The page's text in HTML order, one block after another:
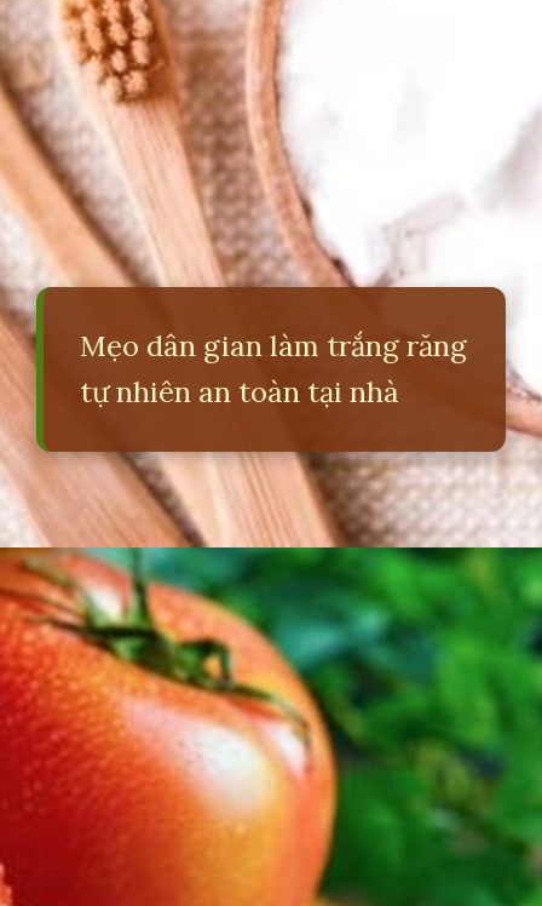
Mẹo dân gian làm trắng răng
tự nhiên an toàn tại nhà
Đang mở https://erci.edu.vn/meo-dan-gian-lam-trang-rang